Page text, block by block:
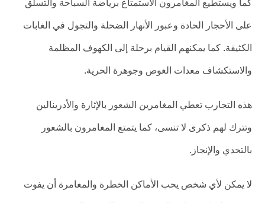
كما ويستطيع المغامرون الاستمتاع برياضة السباحة والتسلق
على الأحجار الحادة وعبور الأنهار الضحلة والتجول في الغابات
الكثيفة. كما يمكنهم القيام برحلة إلى الكهوف المظلمة
والاستكشاف معدات الغوص وجوهرة الحرية.
هذه التجارب تعطي المغامرين الشعور بالإثارة والأدرينالين
وتترك لهم ذكرى لا تنسى، كما يتمتع المغامرون بالشعور
بالتحدي والإنجاز.
لا يمكن لأي شخص يحب الأماكن الخطرة والمغامرة أن يفوت